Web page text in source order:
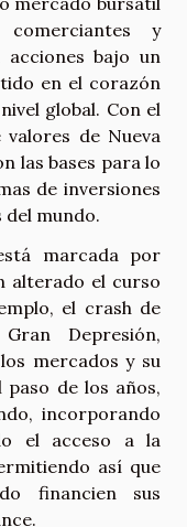
y
acciones bajo un
en el corazón
global. Con el
de Nueva
las bases para lo
de inversiones
mundo.
marcada por
alterado el curso
el crash de
Depresión,
mercados y su
de los años,
incorporando
el acceso a la
así que
financien sus